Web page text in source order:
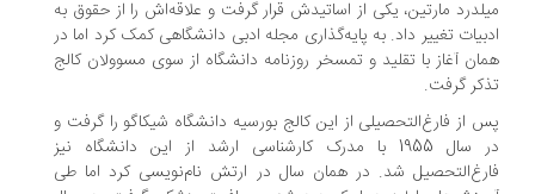
مارتین، یکی از اساتیدش قرار گرفت و علاقه‌اش را از حقوق به
تغییر داد. به پایه‌گذاری مجله ادبی دانشگاهی کمک کرد اما در
آغاز با تقلید و تمسخر روزنامه دانشگاه از سوی مسوولان کالج
گرفت.
از فارغ‌التحصیلی از این کالج بورسیه دانشگاه شیکاگو را گرفت و
در سال 1955 با مدرک کارشناسی ارشد از این دانشگاه نیز
شد. در همان سال در ارتش نام‌نویسی کرد اما طی